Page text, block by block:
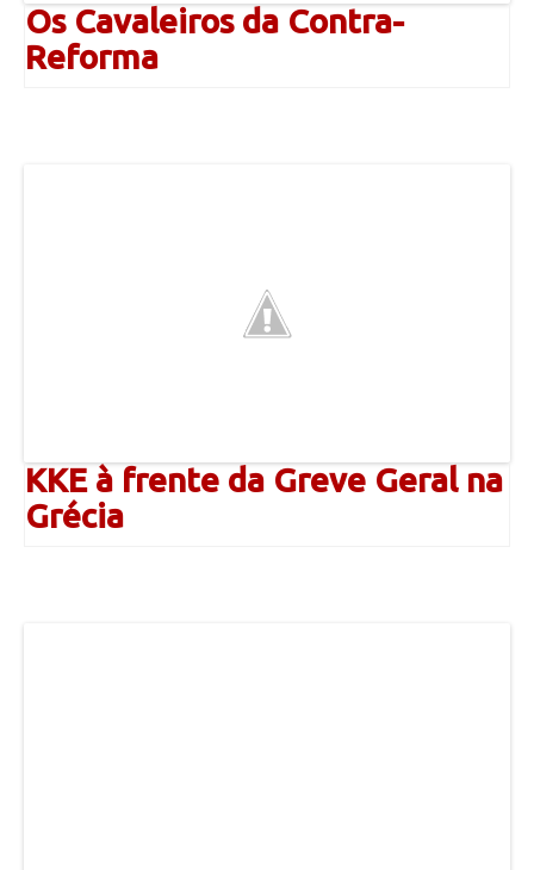
Os Cavaleiros da Contra-
Reforma
KKE à frente da Greve Geral na
Grécia